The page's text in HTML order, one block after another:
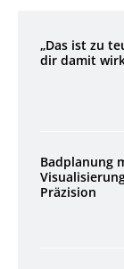
„Das ist zu
dir damit
Badplanung
Präzision